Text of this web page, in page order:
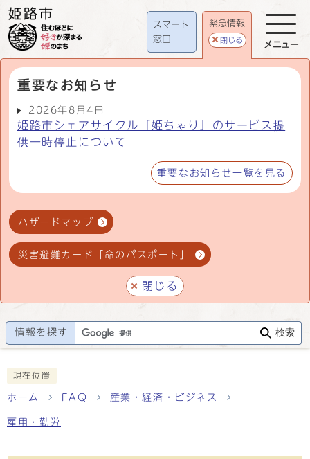
スマート
窓口
緊急情報
閉じる
重要なお知らせ
2026年8月4日
姫路市シェアサイクル「姫ちゃり」のサービス提
供一時停止について
重要なお知らせ一覧を見る
ハザードマップ
災害避難カード「命のパスポート」
閉じる
メニュー
情報を探す 検索
現在位置
ホーム FAQ 産業・経済・ビジネス
雇用・勤労